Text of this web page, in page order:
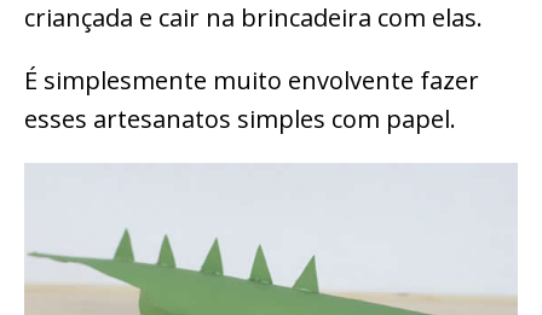
criançada e cair na brincadeira com elas.
É simplesmente muito envolvente fazer
esses artesanatos simples com papel.